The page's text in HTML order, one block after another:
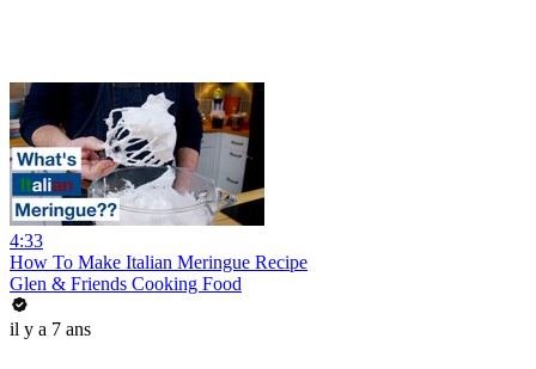
4:33
How To Make Italian Meringue Recipe
Glen & Friends Cooking Food
il y a 7 ans